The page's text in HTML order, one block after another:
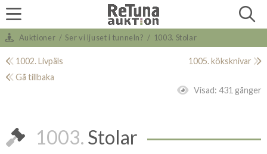
Auktioner / Ser vi ljuset i tunneln? / 1003. Stolar
1002. Livpäls
1005. köksknivar
Gå tillbaka
Visad: 431 gånger
1003. Stolar